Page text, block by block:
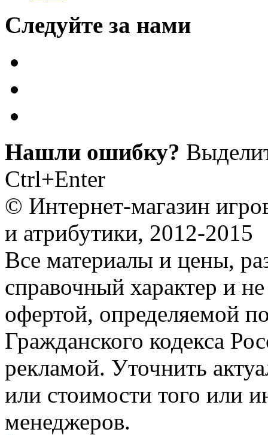
Следуйте за нами
Нашли ошибку?
Ctrl+Enter
© Интернет-магазин
и атрибутики, 2012-2015
Все материалы и цены,
справочный характер и
офертой, определяемой
Гражданского кодекса
рекламой. Уточнить
или стоимости того или
менеджеров.